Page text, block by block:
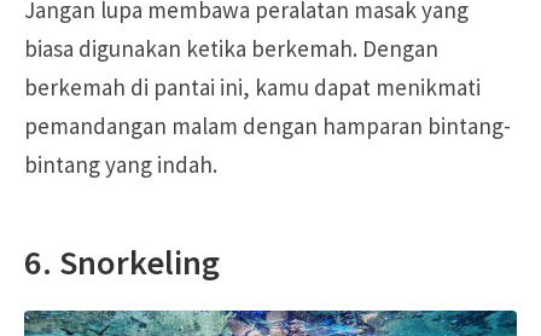
Jangan lupa membawa peralatan masak yang
biasa digunakan ketika berkemah. Dengan
berkemah di pantai ini, kamu dapat menikmati
pemandangan malam dengan hamparan bintang-
bintang yang indah.
6. Snorkeling